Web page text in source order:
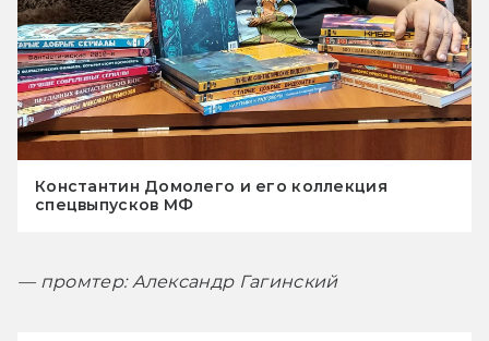
Константин Домолего и его коллекция
спецвыпусков МФ
— промтер: Александр Гагинский